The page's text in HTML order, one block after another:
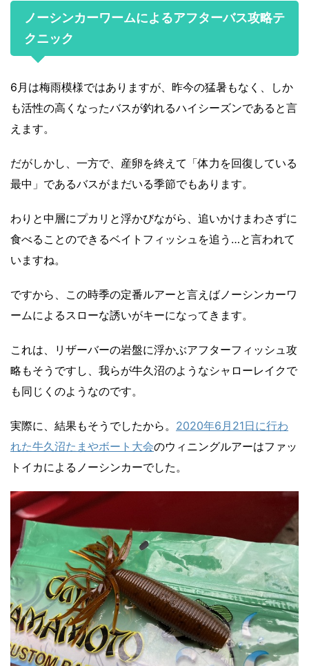
ノーシンカーワームによるアフターバス攻略テ
クニック
6月は梅雨模様ではありますが、昨今の猛暑もなく、しか
も活性の高くなったバスが釣れるハイシーズンであると言
えます。
だがしかし、一方で、産卵を終えて「体力を回復している
最中」であるバスがまだいる季節でもあります。
わりと中層にプカリと浮かびながら、追いかけまわさずに
食べることのできるベイトフィッシュを追う…と言われて
いますね。
ですから、この時季の定番ルアーと言えばノーシンカーワ
ームによるスローな誘いがキーになってきます。
これは、リザーバーの岩盤に浮かぶアフターフィッシュ攻
略もそうですし、我らが牛久沼のようなシャローレイクで
も同じくのようなのです。
実際に、結果もそうでしたから。 2020年6月21日に行わ
れた牛久沼たまやボート大会のウィニングルアーはファッ
トイカによるノーシンカーでした。